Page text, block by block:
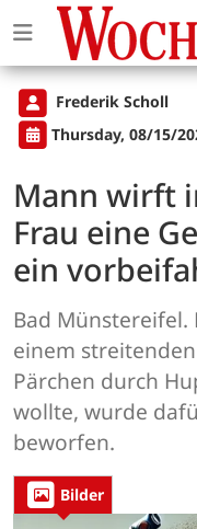
Frederik Scholl
Thursday, 08/15/
Mann wirft
Frau eine
ein
Bad
einem
Pärchen durch
wollte, wurde
beworfen.
Bilder